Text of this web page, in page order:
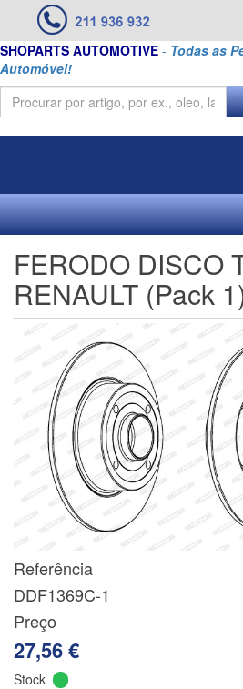
SHOPARTS AUTOMOTIVE - Todas as
Automóvel!
FERODO DISCO
RENAULT (Pack
Referência
DDF1369C-1
Preço
27,56 €
Stock